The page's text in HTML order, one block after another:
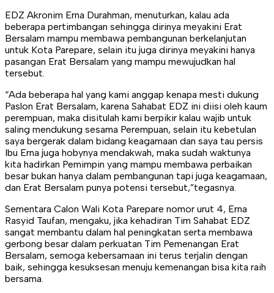
EDZ Akronim Erna Durahman, menuturkan, kalau ada
beberapa pertimbangan sehingga dirinya meyakini Erat
Bersalam mampu membawa pembangunan berkelanjutan
untuk Kota Parepare, selain itu juga dirinya meyakini hanya
pasangan Erat Bersalam yang mampu mewujudkan hal
tersebut.
“Ada beberapa hal yang kami anggap kenapa mesti dukung
Paslon Erat Bersalam, karena Sahabat EDZ ini diisi oleh kaum
perempuan, maka disitulah kami berpikir kalau wajib untuk
saling mendukung sesama Perempuan, selain itu kebetulan
saya bergerak dalam bidang keagamaan dan saya tau persis
Ibu Erna juga hobynya mendakwah, maka sudah waktunya
kita hadirkan Pemimpin yang mampu membawa perbaikan
besar bukan hanya dalam pembangunan tapi juga keagamaan,
dan Erat Bersalam punya potensi tersebut,”tegasnya.
Sementara Calon Wali Kota Parepare nomor urut 4, Erna
Rasyid Taufan, mengaku, jika kehadiran Tim Sahabat EDZ
sangat membantu dalam hal peningkatan serta membawa
gerbong besar dalam perkuatan Tim Pemenangan Erat
Bersalam, semoga kebersamaan ini terus terjalin dengan
baik, sehingga kesuksesan menuju kemenangan bisa kita raih
bersama.